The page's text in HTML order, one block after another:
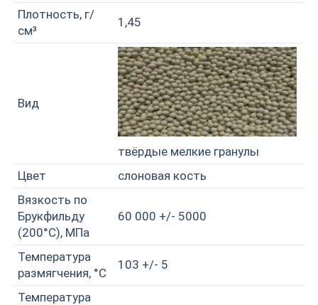
Плотность, г/
см³
1,45
Вид
твёрдые мелкие гранулы
Цвет
слоновая кость
Вязкость по
Брукфильду
(200°С), МПа
60 000 +/- 5000
Температура
размягчения, °С
103 +/- 5
Температура